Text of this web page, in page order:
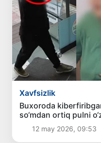
Xavfsizlik
Buxoroda
so‘mdan ortiq pulni
12 may 2026, 09:53